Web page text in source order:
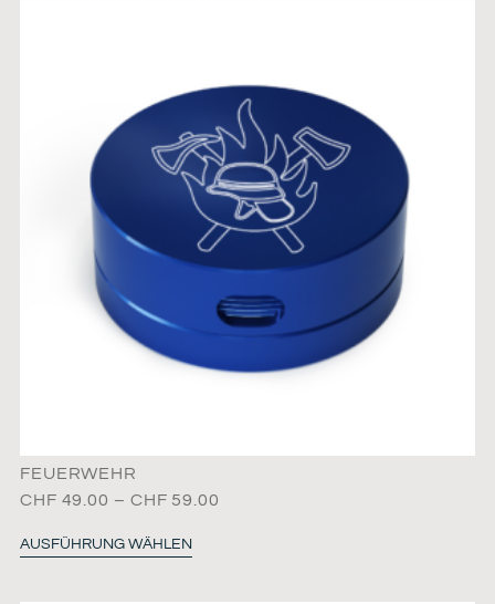
FEUERWEHR
CHF 49.00 – CHF 59.00
AUSFÜHRUNG WÄHLEN